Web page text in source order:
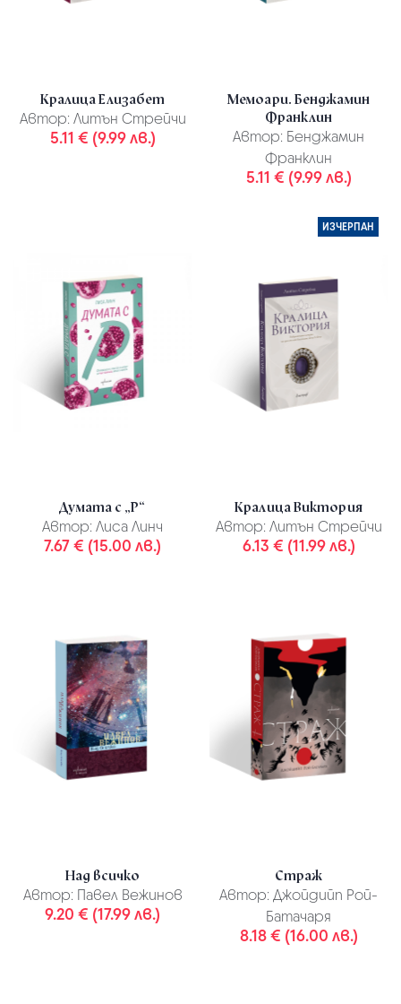
Кралица Елизабет
Автор: Литън Стрейчи
5.11 € (9.99 лв.)
Мемоари. Бенджамин
Франклин
Автор: Бенджамин
Франклин
5.11 € (9.99 лв.)
Думата с „Р“
Автор: Лиса Линч
7.67 € (15.00 лв.)
ИЗЧЕРПАН
Кралица Виктория
Автор: Литън Стрейчи
6.13 € (11.99 лв.)
Над всичко
Автор: Павел Вежинов
9.20 € (17.99 лв.)
Страж
Автор: Джойдийп Рой-
Батачаря
8.18 € (16.00 лв.)